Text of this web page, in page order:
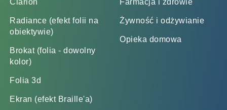
Clarion
Radiance (efekt folii na
obiektywie)
Brokat (folia - dowolny
kolor)
Folia 3d
Ekran (efekt Braille'a)
Farmacja i zdrowie
Żywność i odżywianie
Opieka domowa